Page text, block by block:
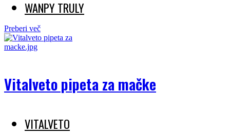
WANPY TRULY
Preberi več
Vitalveto pipeta za mačke
VITALVETO